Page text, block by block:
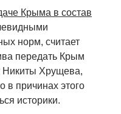
Крыма в состав
норм, считает
передать Крым
Никиты Хрущева,
в причинах этого
историки.